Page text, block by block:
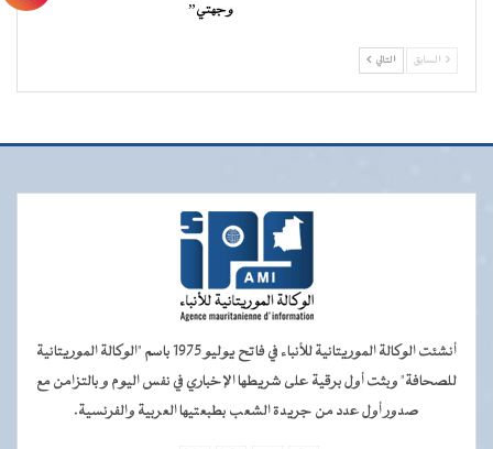
وجهتي”
السابق التالي
أنشئت الوكالة الموريتانية للأنباء في فاتح يوليو 1975 باسم "الوكالة الموريتانية
للصحافة" وبثت أول برقية على شريطها الإخباري في نفس اليوم و بالتزامن مع
صدور أول عدد من جريدة الشعب بطبعتيها العربية والفرنسية.